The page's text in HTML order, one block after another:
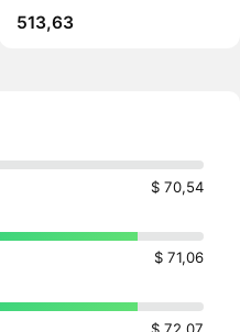
513,63
$ 70,54
$ 71,06